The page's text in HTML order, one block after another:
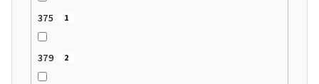
375 1
379 2